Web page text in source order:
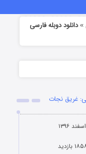
»دانلود دوبله فارسی
غریق نجات
بازدید